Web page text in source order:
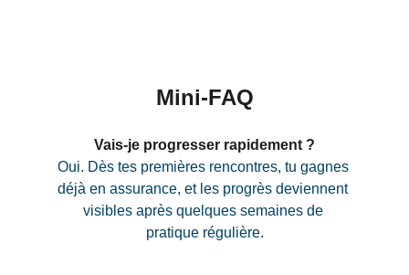
Mini-FAQ
Vais-je progresser rapidement ?
Oui. Dès tes premières rencontres, tu gagnes
déjà en assurance, et les progrès deviennent
visibles après quelques semaines de
pratique régulière.